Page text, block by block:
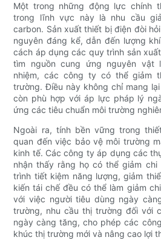
Một trong những động lực chính
trong lĩnh vực này là nhu cầu
carbon. Sản xuất thiết bị điện đòi
nguyên đáng kể, dẫn đến lượng
cách áp dụng các quy trình sản
tìm nguồn cung ứng nguyên vật
nhiệm, các công ty có thể giảm
trường. Điều này không chỉ mang
còn phù hợp với áp lực pháp lý
ứng các tiêu chuẩn môi trường
Ngoài ra, tính bền vững trong
quan đến việc bảo vệ môi trường
kinh tế. Các công ty áp dụng các
nhận thấy rằng họ có thể giảm
trình tiết kiệm năng lượng, giảm
kiến ​​tái chế đều có thể làm giảm
với việc người tiêu dùng ngày
trường, nhu cầu thị trường đối với
ngày càng tăng, cho phép các
khúc thị trường mới và nâng cao lợi